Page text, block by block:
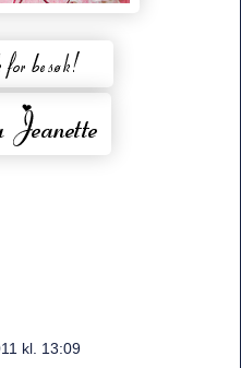
kl. 13:09